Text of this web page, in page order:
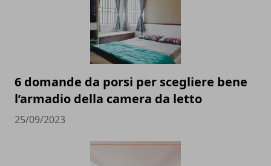
6 domande da porsi per scegliere bene
l’armadio della camera da letto
25/09/2023